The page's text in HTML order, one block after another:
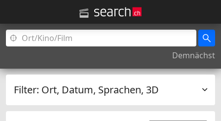
Demnächst
Filter: Ort, Datum, Sprachen, 3D